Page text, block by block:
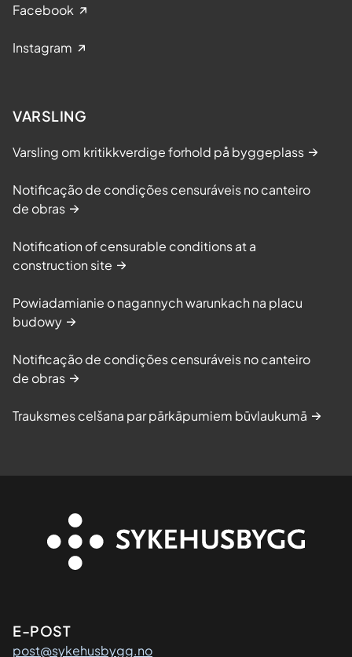
Facebook
Instagram
VARSLING
Varsling om kritikkverdige forhold på byggeplass
Notificação de condições censuráveis no canteiro
de obras
Notification of censurable conditions at a
construction site
Powiadamianie o nagannych warunkach na placu
budowy
Notificação de condições censuráveis no canteiro
de obras
Trauksmes celšana par pārkāpumiem būvlaukumā
Kontaktinformasjon
E-POST
post@sykehusbygg.no